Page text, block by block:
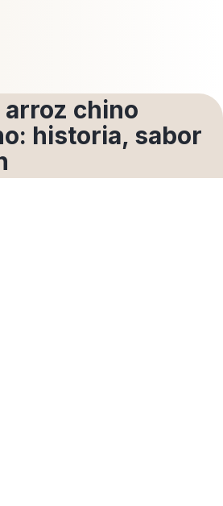
arroz chino
historia, sabor